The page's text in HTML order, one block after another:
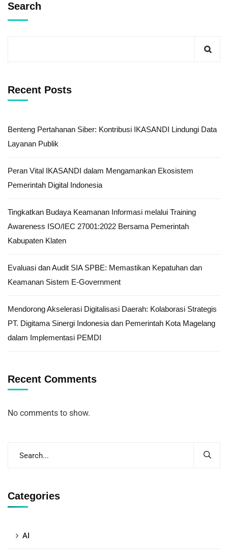
Search
Recent Posts
Benteng Pertahanan Siber: Kontribusi IKASANDI Lindungi Data
Layanan Publik
Peran Vital IKASANDI dalam Mengamankan Ekosistem
Pemerintah Digital Indonesia
Tingkatkan Budaya Keamanan Informasi melalui Training
Awareness ISO/IEC 27001:2022 Bersama Pemerintah
Kabupaten Klaten
Evaluasi dan Audit SIA SPBE: Memastikan Kepatuhan dan
Keamanan Sistem E-Government
Mendorong Akselerasi Digitalisasi Daerah: Kolaborasi Strategis
PT. Digitama Sinergi Indonesia dan Pemerintah Kota Magelang
dalam Implementasi PEMDI
Recent Comments
No comments to show.
Categories
AI